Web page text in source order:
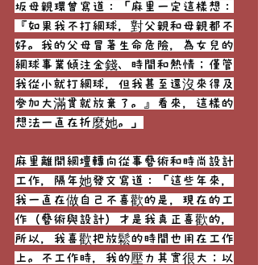
坂母親環曾寫道：「麻里一定這樣想：
『如果我不打網球，對父親和母親都不
好。我的父母冒著生命危險，為女兒的
網球事業傾注金錢、時間和熱情；僅管
我從小就打網球，但我甚至還沒來得及
參加大滿貫就放棄了。』看來，這樣的
想法一直在折麼她。」
麻里離開網壇轉向從事藝術和時尚設計
工作，隔年她發文寫道：「這些年來，
我一直在做自己不喜歡的是，現在的工
作（藝術與設計）才是我真正喜歡的，
所以，我喜歡把放鬆的時間也用在工作
上。不工作時，我的壓力其實很大；以